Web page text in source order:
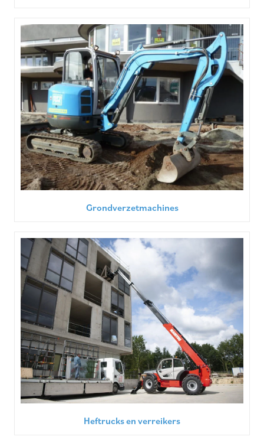
Grondverzetmachines
Heftrucks en verreikers